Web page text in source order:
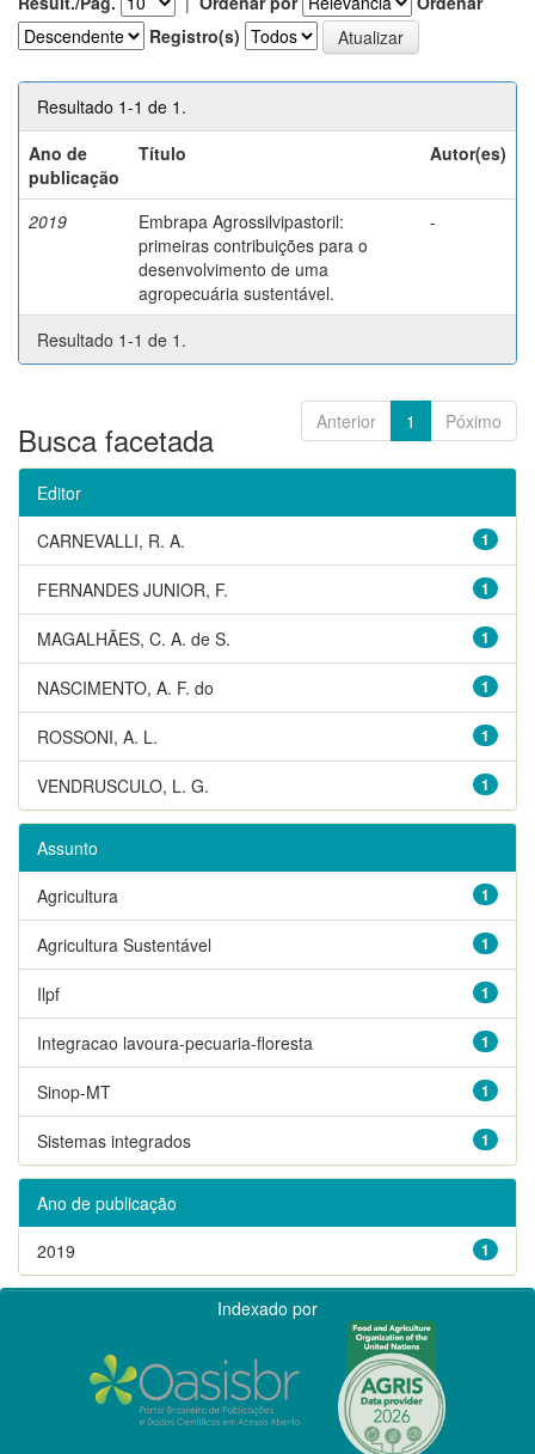
Registro(s)
Resultado 1-1 de 1.
Ano de
publicação
Título Autor(es)
2019
Embrapa Agrossilvipastoril:
primeiras contribuições para o
desenvolvimento de uma
agropecuária sustentável.
-
Resultado 1-1 de 1.
Anterior 1 Póximo
Busca facetada
Editor
1
CARNEVALLI, R. A.
1
FERNANDES JUNIOR, F.
1
MAGALHÃES, C. A. de S.
1
NASCIMENTO, A. F. do
1
ROSSONI, A. L.
1
VENDRUSCULO, L. G.
Assunto
1
Agricultura
1
Agricultura Sustentável
1
Ilpf
1
Integracao lavoura-pecuaria-floresta
1
Sinop-MT
1
Sistemas integrados
Ano de publicação
1
2019
Indexado por